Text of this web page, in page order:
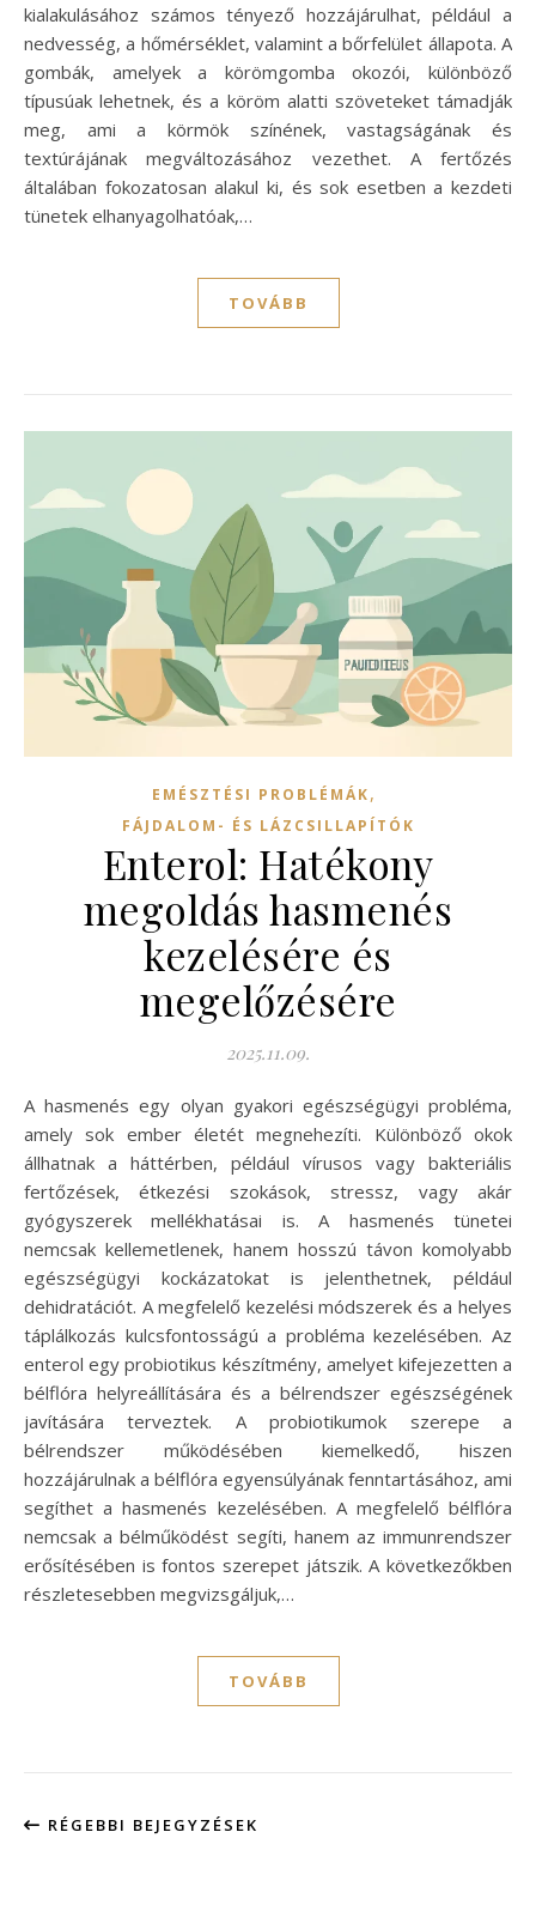
kialakulásához számos tényező hozzájárulhat, például a
nedvesség, a hőmérséklet, valamint a bőrfelület állapota. A
gombák, amelyek a körömgomba okozói, különböző
típusúak lehetnek, és a köröm alatti szöveteket támadják
meg, ami a körmök színének, vastagságának és
textúrájának megváltozásához vezethet. A fertőzés
általában fokozatosan alakul ki, és sok esetben a kezdeti
tünetek elhanyagolhatóak,…
TOVÁBB
EMÉSZTÉSI PROBLÉMÁK,
FÁJDALOM- ÉS LÁZCSILLAPÍTÓK
Enterol: Hatékony
megoldás hasmenés
kezelésére és
megelőzésére
2025.11.09.
A hasmenés egy olyan gyakori egészségügyi probléma,
amely sok ember életét megnehezíti. Különböző okok
állhatnak a háttérben, például vírusos vagy bakteriális
fertőzések, étkezési szokások, stressz, vagy akár
gyógyszerek mellékhatásai is. A hasmenés tünetei
nemcsak kellemetlenek, hanem hosszú távon komolyabb
egészségügyi kockázatokat is jelenthetnek, például
dehidratációt. A megfelelő kezelési módszerek és a helyes
táplálkozás kulcsfontosságú a probléma kezelésében. Az
enterol egy probiotikus készítmény, amelyet kifejezetten a
bélflóra helyreállítására és a bélrendszer egészségének
javítására terveztek. A probiotikumok szerepe a
bélrendszer működésében kiemelkedő, hiszen
hozzájárulnak a bélflóra egyensúlyának fenntartásához, ami
segíthet a hasmenés kezelésében. A megfelelő bélflóra
nemcsak a bélműködést segíti, hanem az immunrendszer
erősítésében is fontos szerepet játszik. A következőkben
részletesebben megvizsgáljuk,…
TOVÁBB
RÉGEBBI BEJEGYZÉSEK